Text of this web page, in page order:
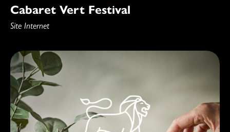
Cabaret Vert Festival
Site Internet